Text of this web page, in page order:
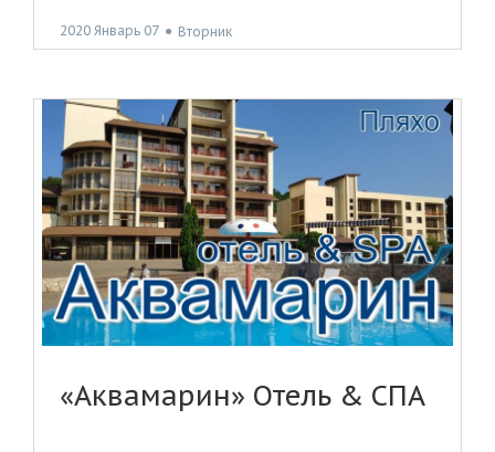
2020 Январь 07 ● Вторник
«Аквамарин» Отель & СПА